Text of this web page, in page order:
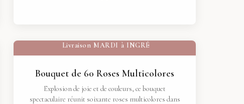
Livraison MARDI à INGRÉ
Bouquet de 60 Roses Multicolores
Explosion de joie et de couleurs, ce bouquet
spectaculaire réunit soixante roses multicolores dans